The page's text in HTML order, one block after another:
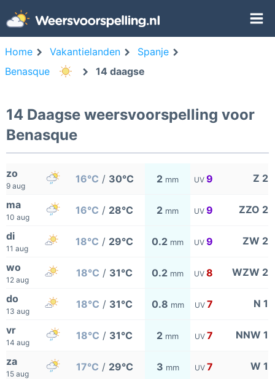
Home Vakantielanden
Spanje
Benasque
14 daagse
14 Daagse weersvoorspelling voor
Benasque
zo
9 aug
16°C / 30°C 2 mm UV 9 Z 2
ma
10 aug
16°C / 28°C 2 mm UV 9 ZZO 2
di
11 aug
18°C / 29°C 0.2 mm UV 9 ZW 2
wo
12 aug
18°C / 31°C 0.2 mm UV 8 WZW 2
do
13 aug
18°C / 31°C 0.8 mm UV 7 N 1
vr
14 aug
18°C / 31°C 2 mm UV 7 NNW 1
za
15 aug
17°C / 29°C 3 mm UV 7 W 1